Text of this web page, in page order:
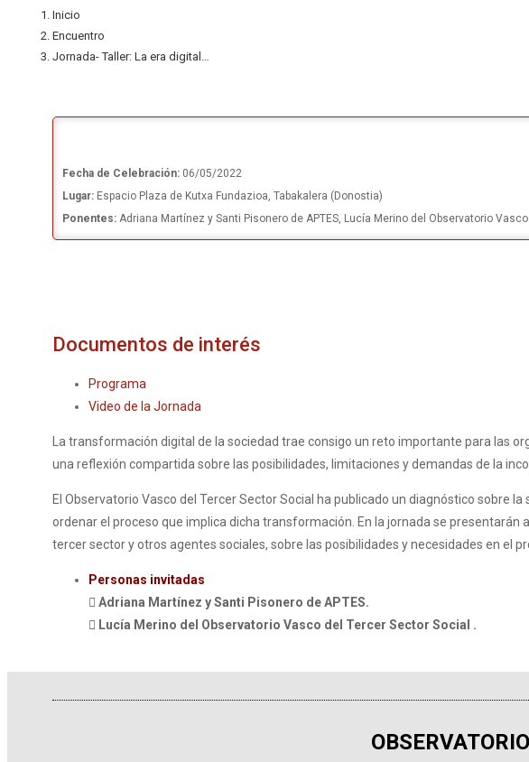
Inicio
Encuentro
Jornada- Taller: La era digital…
Fecha de Celebración: 06/05/2022
Lugar: Espacio Plaza de Kutxa Fundazioa, Tabakalera (Donostia)
Ponentes: Adriana Martínez y Santi Pisonero de APTES, Lucía Merino del Observatorio
Documentos de interés
Programa
Video de la Jornada
La transformación digital de la sociedad trae consigo un reto importante para las
una reflexión compartida sobre las posibilidades, limitaciones y demandas de la
El Observatorio Vasco del Tercer Sector Social ha publicado un diagnóstico sobre
ordenar el proceso que implica dicha transformación. En la jornada se
tercer sector y otros agentes sociales, sobre las posibilidades y necesidades en el
Personas invitadas
 Adriana Martínez y Santi Pisonero de APTES.
 Lucía Merino del Observatorio Vasco del Tercer Sector Social .